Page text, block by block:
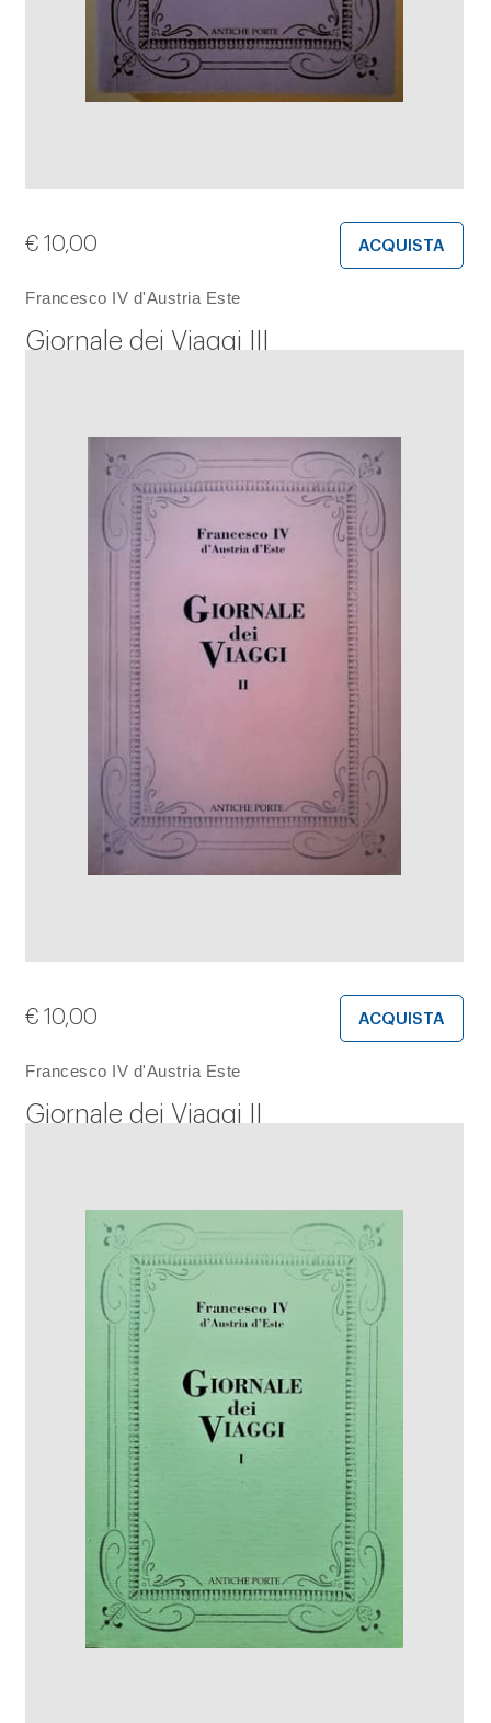
Francesco IV d'Austria Este
Giornale dei Viaggi III
€ 10,00 ACQUISTA
Francesco IV d'Austria Este
Giornale dei Viaggi II
€ 10,00 ACQUISTA